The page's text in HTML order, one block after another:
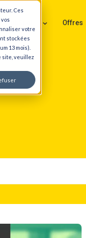
Ces
votre
stockées
13 mois).
site, veuillez
HubSpot Offres